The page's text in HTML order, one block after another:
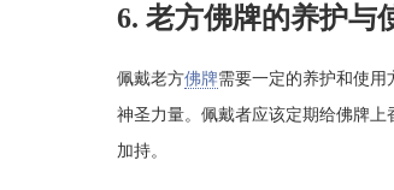
6. 老方佛牌的养护与
佩戴老方佛牌需要一定的养护和使用
神圣力量。佩戴者应该定期给佛牌
加持。